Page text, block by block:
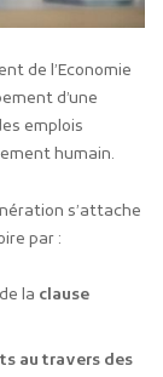
de l’Economie
d’une
emplois
humain.
s’attache
par :
la clause
au travers des